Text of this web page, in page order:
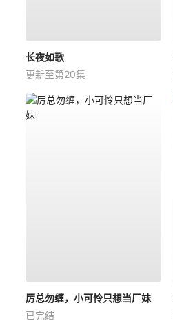
长夜如歌
更新至第20集
厉总勿缠，小可怜只想当厂妹
已完结